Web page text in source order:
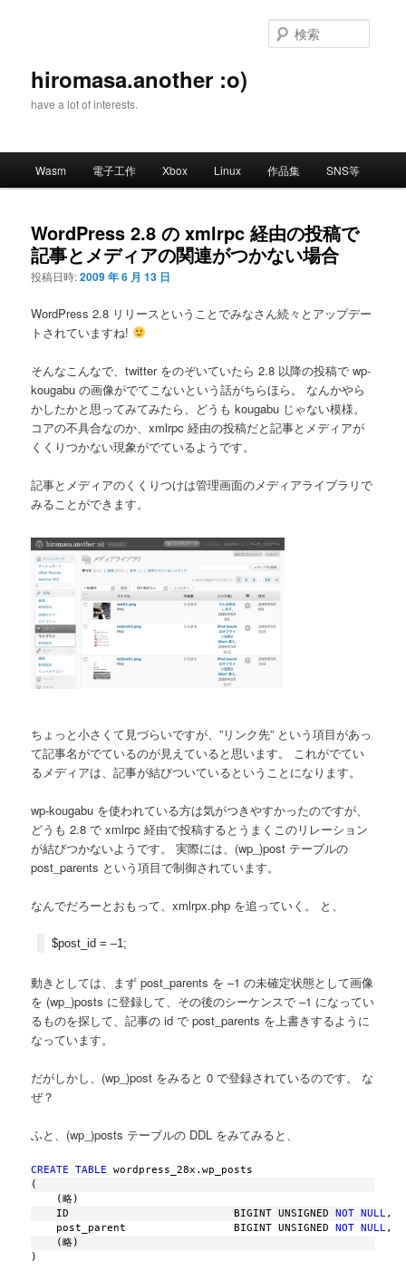
hiromasa.another :o)
have a lot of interests.
Wasm 電子工作 Xbox Linux 作品集 SNS等
WordPress 2.8 の xmlrpc 経由の投稿で
記事とメディアの関連がつかない場合
投稿日時:2009 年 6 月 13 日
WordPress 2.8 リリースということでみなさん続々とアップデー
トされていますね!
そんなこんなで、twitter をのぞいていたら 2.8 以降の投稿で wp-
kougabu の画像がでてこないという話がちらほら。 なんかやら
かしたかと思ってみてみたら、どうも kougabu じゃない模様。
コアの不具合なのか、xmlrpc 経由の投稿だと記事とメディアが
くくりつかない現象がでているようです。
記事とメディアのくくりつけは管理画面のメディアライブラリで
みることができます。
ちょっと小さくて見づらいですが、”リンク先” という項目があっ
て記事名がでているのが見えていると思います。 これがでてい
るメディアは、記事が結びついているということになります。
wp-kougabu を使われている方は気がつきやすかったのですが、
どうも 2.8 で xmlrpc 経由で投稿するとうまくこのリレーション
が結びつかないようです。 実際には、(wp_)post テーブルの
post_parents という項目で制御されています。
なんでだろーとおもって、xmlrpx.php を追っていく。 と、
$post_id = –1;
動きとしては、まず post_parents を –1 の未確定状態として画像
を (wp_)posts に登録して、その後のシーケンスで –1 になってい
るものを探して、記事の id で post_parents を上書きするように
なっています。
だがしかし、(wp_)post をみると 0 で登録されているのです。 な
ぜ？
ふと、(wp_)posts テーブルの DDL をみてみると、
CREATE TABLE wordpress_28x.wp_posts
(
    (略)
    ID                          BIGINT UNSIGNED
NOT NULL,
    post_parent                 BIGINT UNSIGNED
NOT NULL,
    (略)
)